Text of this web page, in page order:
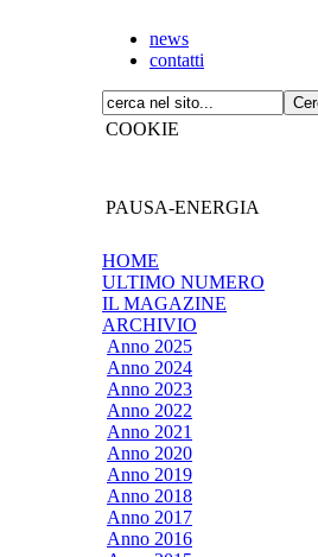
news
contatti
COOKIE
PAUSA-ENERGIA
HOME
ULTIMO NUMERO
IL MAGAZINE
ARCHIVIO
Anno 2025
Anno 2024
Anno 2023
Anno 2022
Anno 2021
Anno 2020
Anno 2019
Anno 2018
Anno 2017
Anno 2016